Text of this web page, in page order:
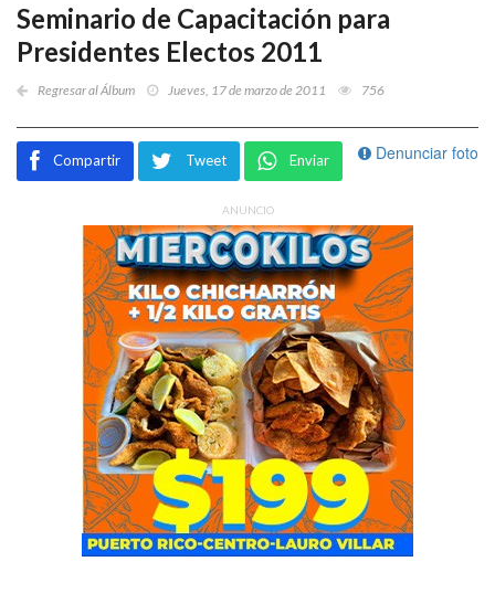
Seminario de Capacitación para
Presidentes Electos 2011
Regresar al Álbum Jueves, 17 de marzo de 2011 756
Denunciar foto
Compartir Tweet Enviar
ANUNCIO